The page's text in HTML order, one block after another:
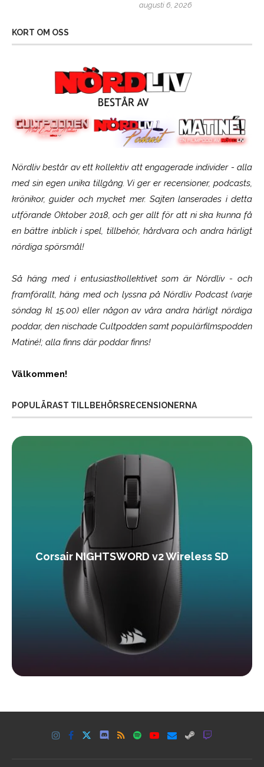
augusti 6, 2026
KORT OM OSS
Nördliv består av ett kollektiv att engagerade individer - alla
med sin egen unika tillgång. Vi ger er recensioner, podcasts,
krönikor, guider och mycket mer. Sajten lanserades i detta
utförande Oktober 2018, och ger allt för att ni ska kunna få
en bättre inblick i spel, tillbehör, hårdvara och andra härligt
nördiga spörsmål!
Så häng med i entusiastkollektivet som ärNördliv- och
framförallt, häng med och lyssna på Nördliv Podcast (varje
söndag kl 15.00) eller någon av våra andra härligt nördiga
poddar, den nischade Cultpodden samt populärfilmspodden
Matiné!; alla finns där poddar finns!
Välkommen!
POPULÄRAST TILLBEHÖRSRECENSIONERNA
Corsair NIGHTSWORD v2 Wireless SD